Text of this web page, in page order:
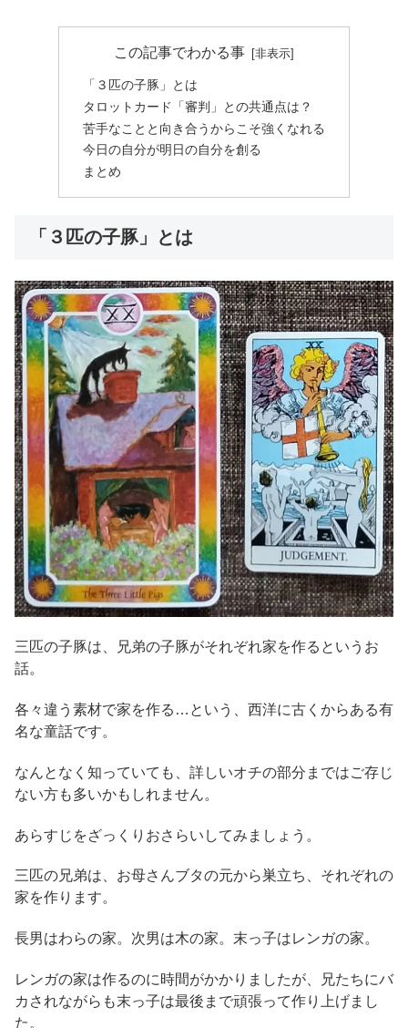
この記事でわかる事
「３匹の子豚」とは
タロットカード「審判」との共通点は？
苦手なことと向き合うからこそ強くなれる
今日の自分が明日の自分を創る
まとめ
「３匹の子豚」とは
三匹の子豚は、兄弟の子豚がそれぞれ家を作るというお
話。
各々違う素材で家を作る…という、西洋に古くからある有
名な童話です。
なんとなく知っていても、詳しいオチの部分まではご存じ
ない方も多いかもしれません。
あらすじをざっくりおさらいしてみましょう。
三匹の兄弟は、お母さんブタの元から巣立ち、それぞれの
家を作ります。
長男はわらの家。次男は木の家。末っ子はレンガの家。
レンガの家は作るのに時間がかかりましたが、兄たちにバ
カされながらも末っ子は最後まで頑張って作り上げまし
た。